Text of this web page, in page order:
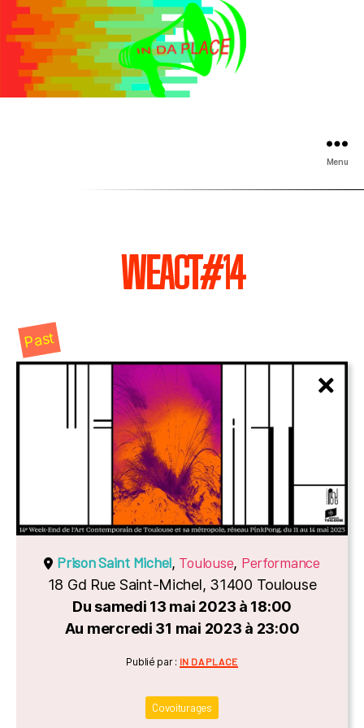
Menu
WEACT#14
Past
Prison Saint Michel, Toulouse, Performance
18 Gd Rue Saint-Michel, 31400 Toulouse
Du samedi 13 mai 2023 à 18:00
Au mercredi 31 mai 2023 à 23:00
Catégories
Publié par : IN DA PLACE
Covoiturages